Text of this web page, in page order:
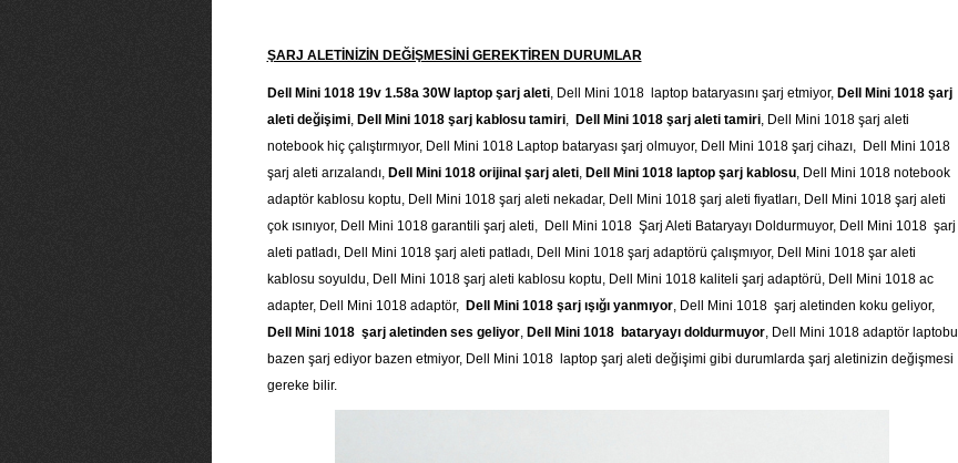
ŞARJ ALETİNİZİN DEĞİŞMESİNİ GEREKTİREN DURUMLAR
Dell Mini 1018 19v 1.58a 30W laptop şarj aleti, Dell Mini 1018 laptop bataryasını şarj etmiyor, Dell Mini 1018 şarj
aleti değişimi, Dell Mini 1018 şarj kablosu tamiri, Dell Mini 1018 şarj aleti tamiri, Dell Mini 1018 şarj aleti
notebook hiç çalıştırmıyor, Dell Mini 1018 Laptop bataryası şarj olmuyor, Dell Mini 1018 şarj cihazı, Dell Mini 1018
şarj aleti arızalandı, Dell Mini 1018 orijinal şarj aleti, Dell Mini 1018 laptop şarj kablosu, Dell Mini 1018 notebook
adaptör kablosu koptu, Dell Mini 1018 şarj aleti nekadar, Dell Mini 1018 şarj aleti fiyatları, Dell Mini 1018 şarj aleti
çok ısınıyor, Dell Mini 1018 garantili şarj aleti, Dell Mini 1018 Şarj Aleti Bataryayı Doldurmuyor, Dell Mini 1018 şarj
aleti patladı, Dell Mini 1018 şarj aleti patladı, Dell Mini 1018 şarj adaptörü çalışmıyor, Dell Mini 1018 şar aleti
kablosu soyuldu, Dell Mini 1018 şarj aleti kablosu koptu, Dell Mini 1018 kaliteli şarj adaptörü, Dell Mini 1018 ac
adapter, Dell Mini 1018 adaptör, Dell Mini 1018 şarj ışığı yanmıyor, Dell Mini 1018 şarj aletinden koku geliyor,
Dell Mini 1018 şarj aletinden ses geliyor, Dell Mini 1018 bataryayı doldurmuyor, Dell Mini 1018 adaptör laptobu
bazen şarj ediyor bazen etmiyor, Dell Mini 1018 laptop şarj aleti değişimi gibi durumlarda şarj aletinizin değişmesi
gereke bilir.